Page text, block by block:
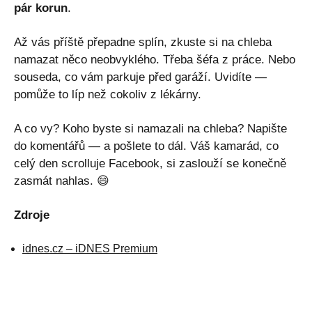
pár korun.
Až vás příště přepadne splín, zkuste si na chleba
namazat něco neobvyklého. Třeba šéfa z práce. Nebo
souseda, co vám parkuje před garáží. Uvidíte —
pomůže to líp než cokoliv z lékárny.
A co vy? Koho byste si namazali na chleba? Napište
do komentářů — a pošlete to dál. Váš kamarád, co
celý den scrolluje Facebook, si zaslouží se konečně
zasmát nahlas. 😄
Zdroje
idnes.cz – iDNES Premium